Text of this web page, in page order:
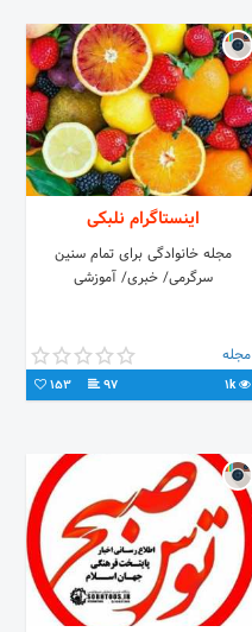
اینستاگرام نلبکی
مجله خانوادگی برای تمام سنین
سرگرمی/ خبری/ آموزشی
مجله
1k
97
153